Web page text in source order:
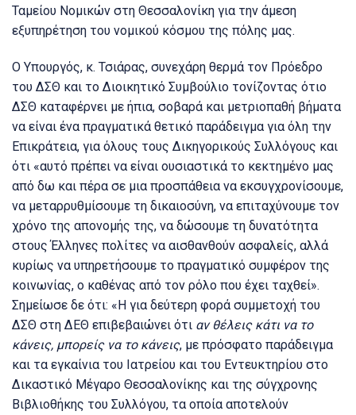
Ταμείου Νομικών στη Θεσσαλονίκη για την άμεση
εξυπηρέτηση του νομικού κόσμου της πόλης μας.
Ο Υπουργός, κ. Τσιάρας, συνεχάρη θερμά τον Πρόεδρο
του ΔΣΘ και το Διοικητικό Συμβούλιο τονίζοντας ότιο
ΔΣΘ καταφέρνει με ήπια, σοβαρά και μετριοπαθή βήματα
να είναι ένα πραγματικά θετικό παράδειγμα για όλη την
Επικράτεια, για όλους τους Δικηγορικούς Συλλόγους και
ότι «αυτό πρέπει να είναι ουσιαστικά το κεκτημένο μας
από δω και πέρα σε μια προσπάθεια να εκσυγχρονίσουμε,
να μεταρρυθμίσουμε τη δικαιοσύνη, να επιταχύνουμε τον
χρόνο της απονομής της, να δώσουμε τη δυνατότητα
στους Έλληνες πολίτες να αισθανθούν ασφαλείς, αλλά
κυρίως να υπηρετήσουμε το πραγματικό συμφέρον της
κοινωνίας, ο καθένας από τον ρόλο που έχει ταχθεί».
Σημείωσε δε ότι: «Η για δεύτερη φορά συμμετοχή του
ΔΣΘ στη ΔΕΘ επιβεβαιώνει ότι αν θέλεις κάτι να το
κάνεις, μπορείς να το κάνεις, με πρόσφατο παράδειγμα
και τα εγκαίνια του Ιατρείου και του Εντευκτηρίου στο
Δικαστικό Μέγαρο Θεσσαλονίκης και της σύγχρονης
Βιβλιοθήκης του Συλλόγου, τα οποία αποτελούν